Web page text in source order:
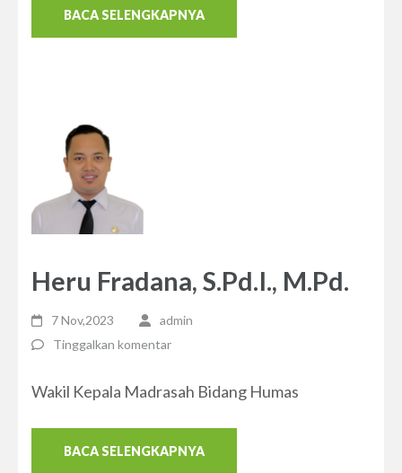
BACA SELENGKAPNYA
Heru Fradana, S.Pd.I., M.Pd.
7 Nov,2023
admin
Tinggalkan komentar
Wakil Kepala Madrasah Bidang Humas
BACA SELENGKAPNYA